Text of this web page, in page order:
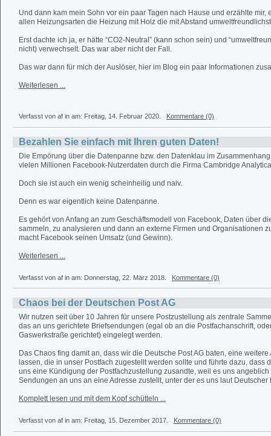
Und dann kam mein Sohn vor ein paar Tagen nach Hause und erzählte mir,
allen Heizungsarten die Heizung mit Holz die mit Abstand
Erst dachte ich ja, er hätte “CO2-Neutral” (kann schon sein) und
nicht) verwechselt. Das war aber nicht der Fall.
Das war dann für mich der Auslöser, hier im Blog ein paar Informationen
Weiterlesen ...
Verfasst von af in am: Freitag, 14. Februar 2020. Kommentare (0)
Bezahlen Sie einfach mit Ihren guten Daten!
Die Empörung über die Datenpanne bzw. den Datenklau im
vielen Millionen Facebook-Nutzerdaten durch die Firma Cambridge
Doch sie ist auch ein wenig scheinheilig und naiv.
Denn es war eigentlich keine Datenpanne.
Es gehört von Anfang an zum Geschäftsmodell von Facebook, Daten über
sammeln, zu analysieren und dann an externe Firmen und Organisationen
macht Facebook seinen Umsatz (und Gewinn).
Weiterlesen ...
Verfasst von af in am: Donnerstag, 22. März 2018. Kommentare (0)
Chaos bei der Deutschen Post AG
Wir nutzen seit über 10 Jahren für unsere Postzustellung als zentrale
das an uns gerichtete Briefsendungen (egal ob an die Postfachanschrift,
Gaswerkstraße gerichtet) eingelegt werden.
Das Chaos fing damit an, dass wir die Deutsche Post AG baten, eine
lassen, die in unser Postfach zugestellt werden sollte und führte dazu, dass
uns eine Kündigung der Postfachzustellung zusandte, weil es uns
Sendungen an uns an eine Adresse zustellt, unter der es uns laut Deutscher
Komplett lesen und mit dem Kopf schütteln ...
Verfasst von af in am: Freitag, 15. Dezember 2017. Kommentare (0)